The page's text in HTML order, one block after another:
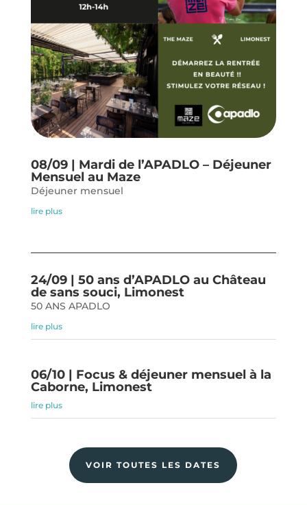
08/09 | Mardi de l’APADLO – Déjeuner
Mensuel au Maze
Déjeuner mensuel
lire plus
24/09 | 50 ans d’APADLO au Château
de sans souci, Limonest
50 ANS APADLO
lire plus
06/10 | Focus & déjeuner mensuel à la
Caborne, Limonest
lire plus
VOIR TOUTES LES DATES